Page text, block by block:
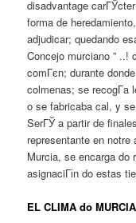
disadvantage
forma de
adjudicar; quedando
Concejo murciano ” ..!
comГєn; durante
colmenas; se recogГ­a
o se fabricaba cal, y
SerГЎ a partir de
representante en
Murcia, se encarga do
asignaciГіn do estas
EL CLIMA do MURCIA